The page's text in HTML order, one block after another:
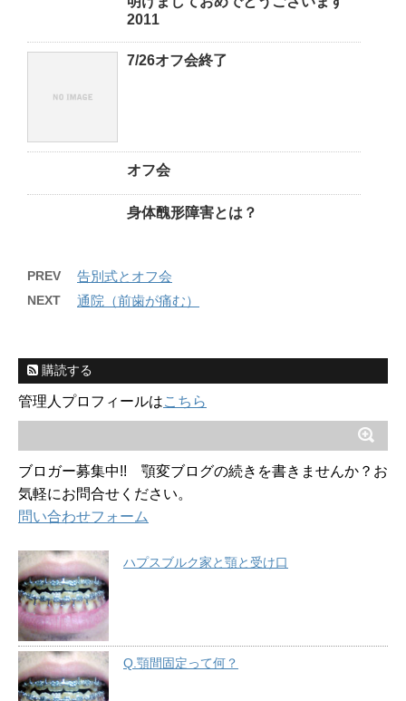
2011
7/26オフ会終了
オフ会
身体醜形障害とは？
PREV 告別式とオフ会
NEXT 通院（前歯が痛む）
購読する
管理人プロフィールはこちら
ブロガー募集中!! 顎変ブログの続きを書きませんか？お
気軽にお問合せください。
問い合わせフォーム
ハプスブルク家と顎と受け口
Q.顎間固定って何？